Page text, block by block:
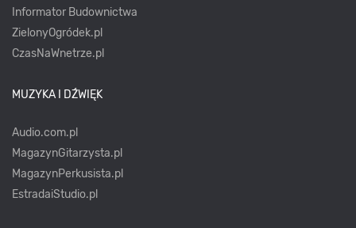
Informator Budownictwa
ZielonyOgródek.pl
CzasNaWnetrze.pl
MUZYKA I DŹWIĘK
Audio.com.pl
MagazynGitarzysta.pl
MagazynPerkusista.pl
EstradaiStudio.pl